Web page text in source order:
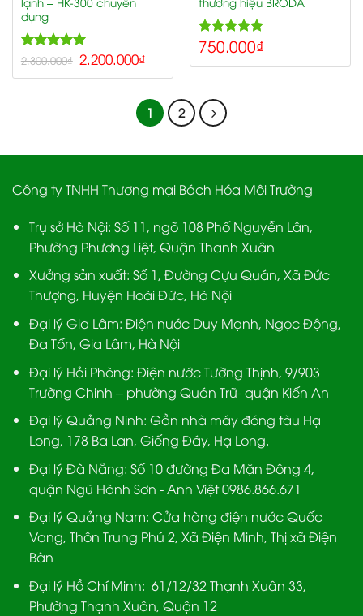
dụng
Rated5.00
2.300.000₫ 2.200.000₫
Rated5.00
out of 5
750.000₫
1 2
Công ty TNHH Thương mại Bách Hóa Môi Trường
Trụ sở Hà Nội: Số 11, ngõ 108 Phố Nguyễn Lân,
Phường Phương Liệt, Quận Thanh Xuân
Xưởng sản xuất: Số 1, Đường Cựu Quán, Xã Đức
Thượng, Huyện Hoài Đức, Hà Nội
Đại lý Gia Lâm: Điện nước Duy Mạnh, Ngọc Động,
Đa Tốn, Gia Lâm, Hà Nội
Đại lý Hải Phòng: Điện nước Tường Thịnh, 9/903
Trường Chinh – phường Quán Trữ- quận Kiến An
Đại lý Quảng Ninh: Gần nhà máy đóng tàu Hạ
Long, 178 Ba Lan, Giếng Đáy, Hạ Long.
Đại lý Đà Nẵng: Số 10 đường Đa Mặn Đông 4,
quận Ngũ Hành Sơn - Anh Việt 0986.866.671
Đại lý Quảng Nam: Cửa hàng điện nước Quốc
Vang, Thôn Trung Phú 2, Xã Điện Minh, Thị xã Điện
Bàn
Đại lý Hồ Chí Minh: 61/12/32 Thạnh Xuân 33,
Phường Thạnh Xuân, Quận 12